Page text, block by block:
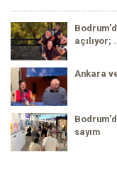
açılıyor;
Ankara
sayım